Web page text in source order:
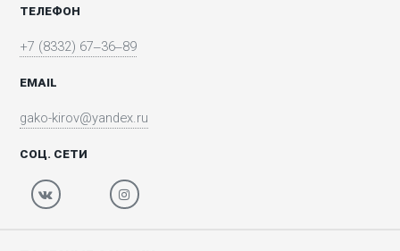
ТЕЛЕФОН
+7 (8332) 67‒36‒89
EMAIL
gako-kirov@yandex.ru
СОЦ. СЕТИ